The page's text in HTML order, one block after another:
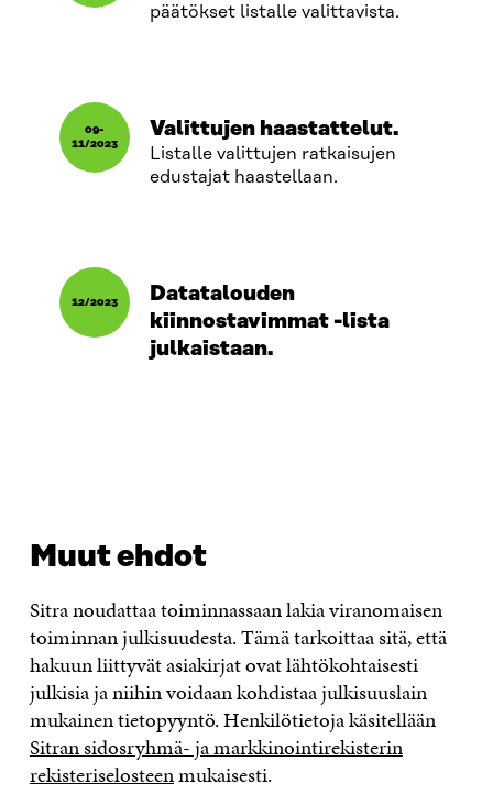
päätökset listalle valittavista.
09-
11/2023
Valittujen haastattelut.
Listalle valittujen ratkaisujen
edustajat haastellaan.
12/2023
Datatalouden
kiinnostavimmat -lista
julkaistaan.
Muut ehdot
Sitra noudattaa toiminnassaan lakia viranomaisen
toiminnan julkisuudesta. Tämä tarkoittaa sitä, että
hakuun liittyvät asiakirjat ovat lähtökohtaisesti
julkisia ja niihin voidaan kohdistaa julkisuuslain
mukainen tietopyyntö. Henkilötietoja käsitellään
Sitran sidosryhmä- ja markkinointirekisterin
rekisteriselosteenmukaisesti.